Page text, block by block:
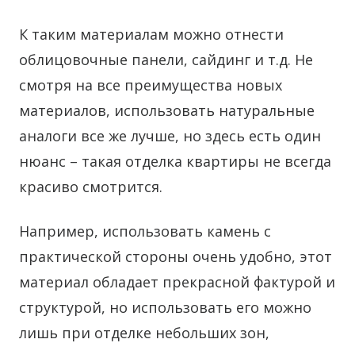
К таким материалам можно отнести
облицовочные панели, сайдинг и т.д. Не
смотря на все преимущества новых
материалов, использовать натуральные
аналоги все же лучше, но здесь есть один
нюанс – такая отделка квартиры не всегда
красиво смотрится.
Например, использовать камень с
практической стороны очень удобно, этот
материал обладает прекрасной фактурой и
структурой, но использовать его можно
лишь при отделке небольших зон,